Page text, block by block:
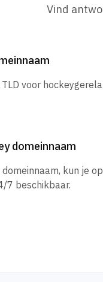
Vind
voor
domeinnaam
kun je
7 beschikbaar.